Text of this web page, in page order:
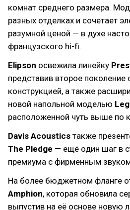
комнат среднего размера.
разных отделках и сочетает
разумной ценой — в духе
французского hi-fi.
Elipson освежила линейку
представив второе поколение
конструкцией, а также
новой напольной моделью
расположенной чуть выше по
Davis Acoustics также
The Pledge — ещё один шаг в
премиума с фирменным
На более бюджетном фланге
Amphion, которая обновила
выпустив на её основе новую